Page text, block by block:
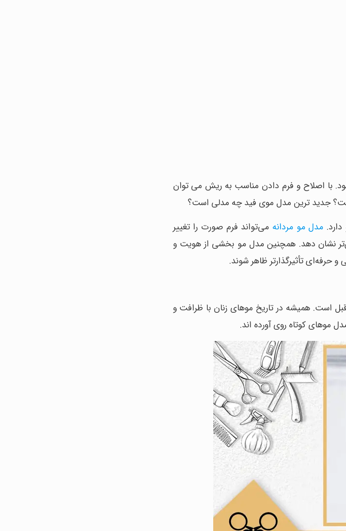
با اصلاح و فرم دادن مناسب به ریش می توان
مدل مو مردانه می‌تواند فرم صورت را تغییر
نشان دهد. همچنین مدل مو بخشی از هویت و
تأثیرگذارتر ظاهر شوند.
که در آن به موها حالت داده شده مربوط به 30000 سال قبل است. همیشه در تاریخ موهای زنان با ظرافت و
موهای کوتاه روی آورده اند.